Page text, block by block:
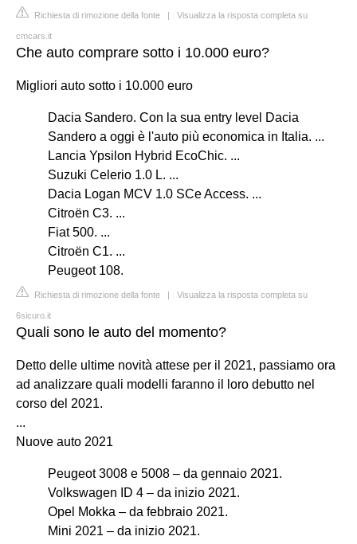
Richiesta di rimozione della fonte | Visualizza la risposta completa su
cmcars.it
Che auto comprare sotto i 10.000 euro?
Migliori auto sotto i 10.000 euro
Dacia Sandero. Con la sua entry level Dacia
Sandero a oggi è l'auto più economica in Italia. ...
Lancia Ypsilon Hybrid EcoChic. ...
Suzuki Celerio 1.0 L. ...
Dacia Logan MCV 1.0 SCe Access. ...
Citroën C3. ...
Fiat 500. ...
Citroën C1. ...
Peugeot 108.
Richiesta di rimozione della fonte | Visualizza la risposta completa su
6sicuro.it
Quali sono le auto del momento?
Detto delle ultime novità attese per il 2021, passiamo ora
ad analizzare quali modelli faranno il loro debutto nel
corso del 2021.
...
Nuove auto 2021
Peugeot 3008 e 5008 – da gennaio 2021.
Volkswagen ID 4 – da inizio 2021.
Opel Mokka – da febbraio 2021.
Mini 2021 – da inizio 2021.